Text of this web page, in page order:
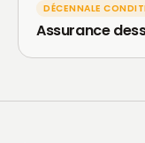
DÉCENNALE
Assurance